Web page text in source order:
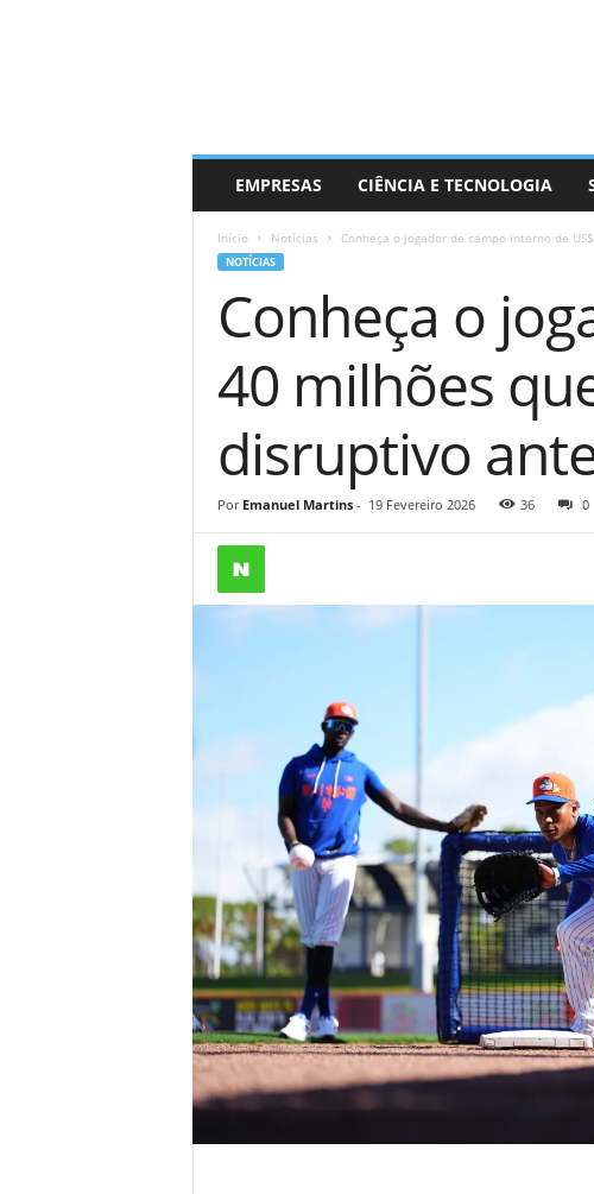
EMPRESAS CIÊNCIA E TECNOLOGIA
Início Notícias Conheça o jogador de campo interno de
NOTÍCIAS
Conheça o
40 milhões
disruptivo
Por Emanuel Martins- 19 Fevereiro 2026 36 0